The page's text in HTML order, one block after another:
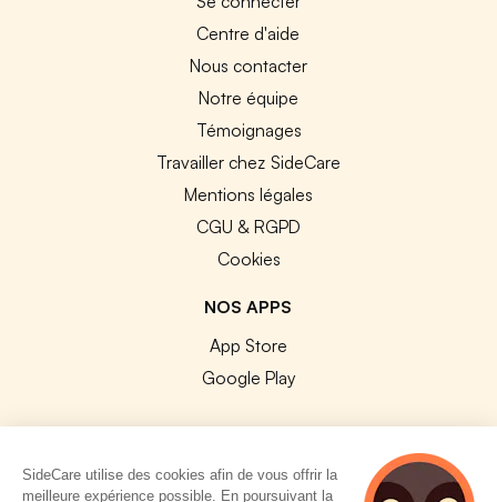
Centre d'aide
Nous contacter
Notre équipe
Témoignages
Travailler chez SideCare
Mentions légales
CGU & RGPD
Cookies
NOS APPS
App Store
Google Play
SideCare utilise des cookies afin de vous offrir la
meilleure expérience possible. En poursuivant la